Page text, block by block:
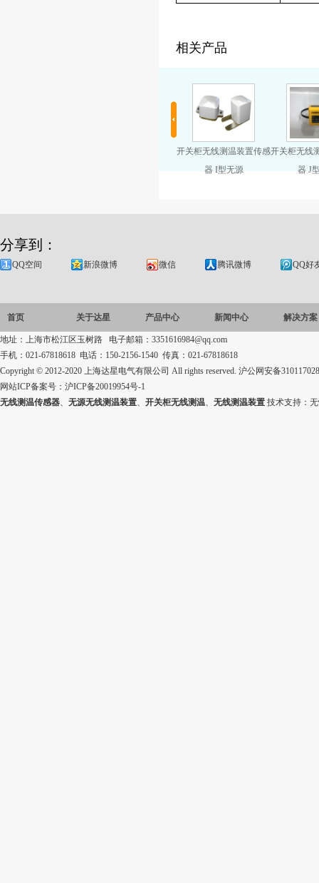
相关产品
开关柜无线测温装置传感
器 I型无源
开关柜无线
器 J
分享到：
QQ空间 新浪微博 微信 腾讯微博 QQ好
首页 关于达星 产品中心 新闻中心 解决方案
地址：上海市松江区玉树路 电子邮箱：3351616984@qq.com
手机：021-67818618 电话：150-2156-1540 传真：021-67818618
Copyright © 2012-2020 上海达星电气有限公司 All rights reserved. 沪公网安备
网站ICP备案号： 沪ICP备20019954号-1
无线测温传感器、 无源无线测温装置、 开关柜无线测温、 无线测温装置 技术支持：